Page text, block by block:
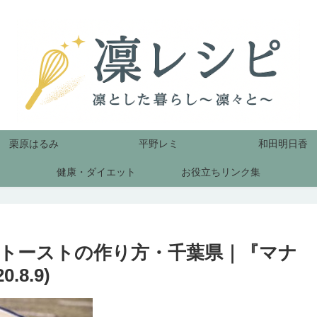
栗原はるみ 平野レミ 和田明日香
健康・ダイエット お役立ちリンク集
ーストの作り方・千葉県｜『マナ